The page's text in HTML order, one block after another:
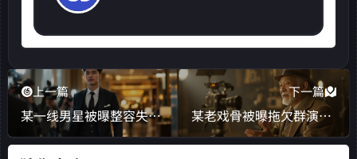
上一篇
某一线男星被曝整容失败，近照面部僵硬引粉丝心碎
下一篇
某老戏骨被曝拖欠群演工资，网友怒斥为富不仁